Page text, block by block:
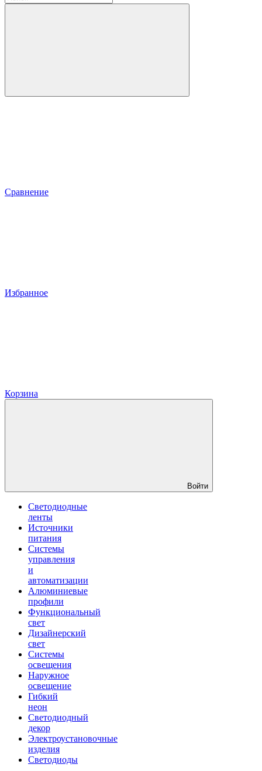
Сравнение
Избранное
Корзина
Войти
Светодиодные
ленты
Источники
питания
Системы
управления
и
автоматизации
Алюминиевые
профили
Функциональный
свет
Дизайнерский
свет
Системы
освещения
Наружное
освещение
Гибкий
неон
Светодиодный
декор
Электроустановочные
изделия
Светодиоды